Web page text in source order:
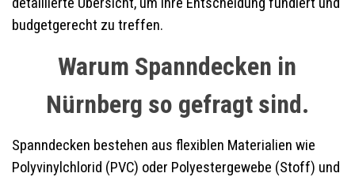
budgetgerecht zu treffen.
Warum Spanndecken in
Nürnberg so gefragt sind.
Spanndecken bestehen aus flexiblen Materialien wie
Polyvinylchlorid (PVC) oder Polyestergewebe (Stoff) und